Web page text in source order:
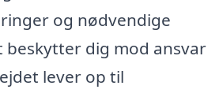
og nødvendige
beskytter dig mod ansvar
lever op til